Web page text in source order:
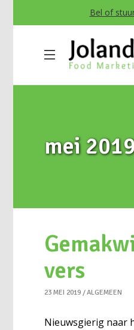
Bel of
mei
vers
23 MEI 2019 ALGEMEEN
Nieuwsgierig naar